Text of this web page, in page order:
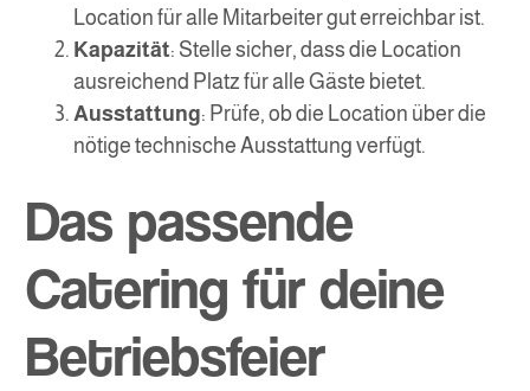
Location für alle Mitarbeiter gut erreichbar ist.
Kapazität: Stelle sicher, dass die Location
ausreichend Platz für alle Gäste bietet.
Ausstattung: Prüfe, ob die Location über die
nötige technische Ausstattung verfügt.
Das passende
Catering für deine
Betriebsfeier